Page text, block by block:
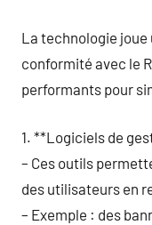
La technologie joue
conformité avec le
performants pour
1. **Logiciels de
– Ces outils
des utilisateurs en
– Exemple : des